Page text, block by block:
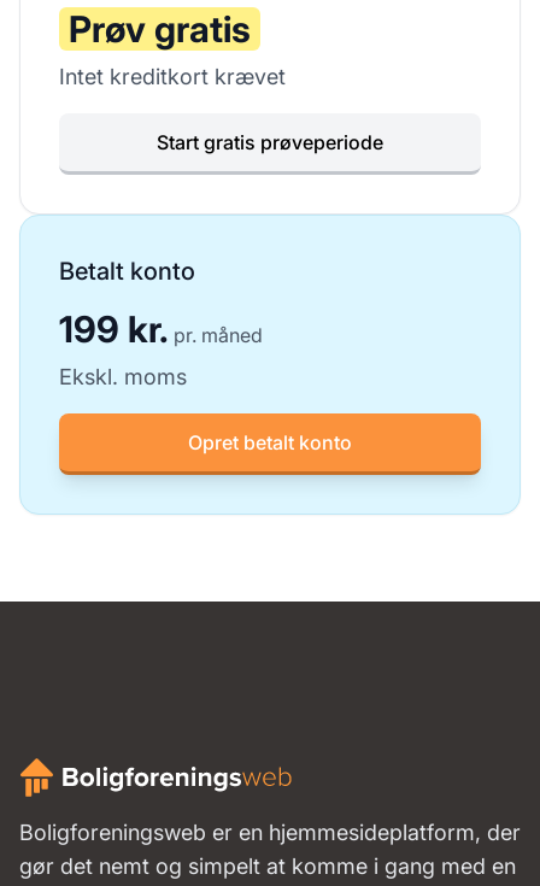
Prøv gratis
Intet kreditkort krævet
Start gratis prøveperiode
Betalt konto
199 kr. pr. måned
Ekskl. moms
Opret betalt konto
Boligforeningsweb er en hjemmesideplatform, der
gør det nemt og simpelt at komme i gang med en